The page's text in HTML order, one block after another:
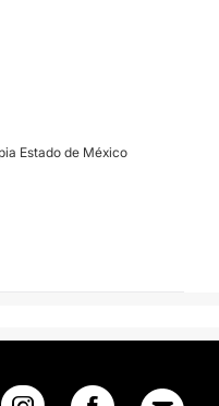
Estado de México